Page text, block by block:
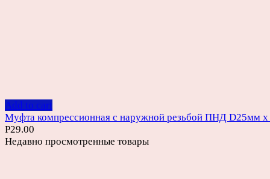
Add to cart
Муфта компрессионная с наружной резьбой ПНД D25мм х
Р29.00
Недавно просмотренные товары